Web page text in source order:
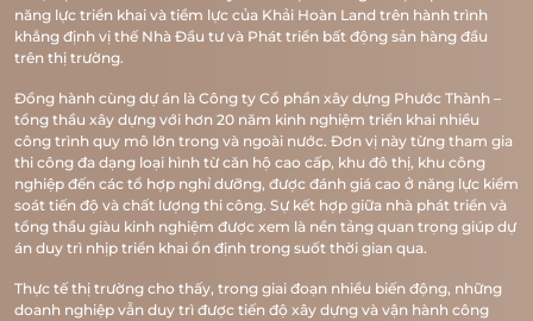
TRANG CHỦ
GIỚI THIỆU
VỊ TRÍ
năng lực triển khai và tiềm lực của Khải Hoàn Land trên hành trình
khẳng định vị thế Nhà Đầu tư và Phát triển bất động sản hàng đầu
trên thị trường.
Đồng hành cùng dự án là Công ty Cổ phần xây dựng Phước Thành –
tổng thầu xây dựng với hơn 20 năm kinh nghiệm triển khai nhiều
công trình quy mô lớn trong và ngoài nước. Đơn vị này từng tham gia
thi công đa dạng loại hình từ căn hộ cao cấp, khu đô thị, khu công
nghiệp đến các tổ hợp nghỉ dưỡng, được đánh giá cao ở năng lực kiểm
soát tiến độ và chất lượng thi công. Sự kết hợp giữa nhà phát triển và
tổng thầu giàu kinh nghiệm được xem là nền tảng quan trọng giúp dự
án duy trì nhịp triển khai ổn định trong suốt thời gian qua.
Thực tế thị trường cho thấy, trong giai đoạn nhiều biến động, những
doanh nghiệp vẫn duy trì được tiến độ xây dựng và vận hành công